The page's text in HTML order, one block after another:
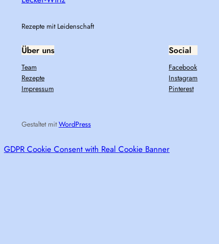
Rezepte mit Leidenschaft
Über uns
Team
Rezepte
Impressum
Social
Facebook
Instagram
Pinterest
Gestaltet mitWordPress
GDPR Cookie Consent with Real Cookie Banner